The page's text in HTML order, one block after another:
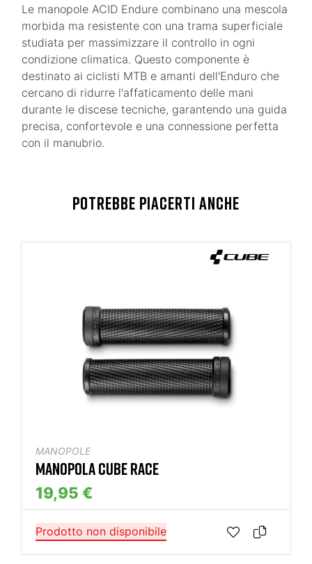
Le manopole ACID Endure combinano una mescola
morbida ma resistente con una trama superficiale
studiata per massimizzare il controllo in ogni
condizione climatica. Questo componente è
destinato ai ciclisti MTB e amanti dell'Enduro che
cercano di ridurre l'affaticamento delle mani
durante le discese tecniche, garantendo una guida
precisa, confortevole e una connessione perfetta
con il manubrio.
POTREBBE PIACERTI ANCHE
MANOPOLE
MANOPOLA CUBE RACE
19,95 €
Prodotto non disponibile